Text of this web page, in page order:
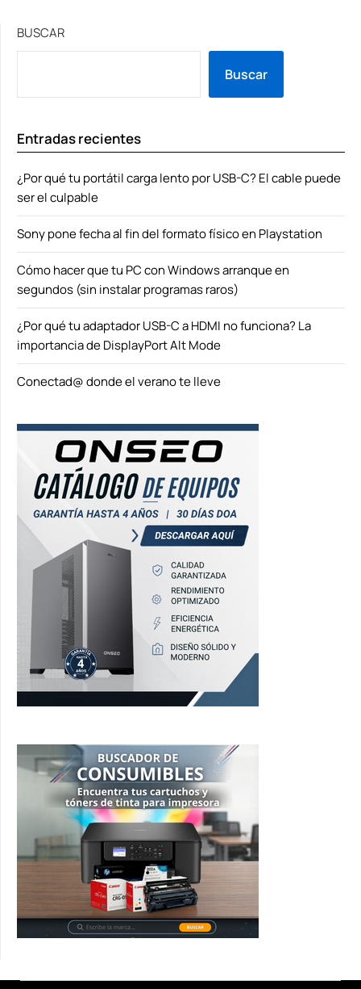
BUSCAR
Buscar
Entradas recientes
¿Por qué tu portátil carga lento por USB-C? El cable puede
ser el culpable
Sony pone fecha al fin del formato físico en Playstation
Cómo hacer que tu PC con Windows arranque en
segundos (sin instalar programas raros)
¿Por qué tu adaptador USB-C a HDMI no funciona? La
importancia de DisplayPort Alt Mode
Conectad@ donde el verano te lleve